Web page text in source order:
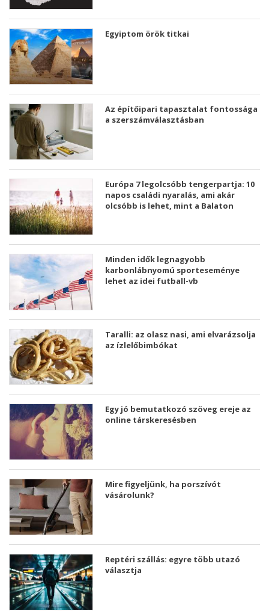
Egyiptom örök titkai
Az építőipari tapasztalat fontossága
a szerszámválasztásban
Európa 7 legolcsóbb tengerpartja: 10
napos családi nyaralás, ami akár
olcsóbb is lehet, mint a Balaton
Minden idők legnagyobb
karbonlábnyomú sporteseménye
lehet az idei futball-vb
Taralli: az olasz nasi, ami elvarázsolja
az ízlelőbimbókat
Egy jó bemutatkozó szöveg ereje az
online társkeresésben
Mire figyeljünk, ha porszívót
vásárolunk?
Reptéri szállás: egyre több utazó
választja